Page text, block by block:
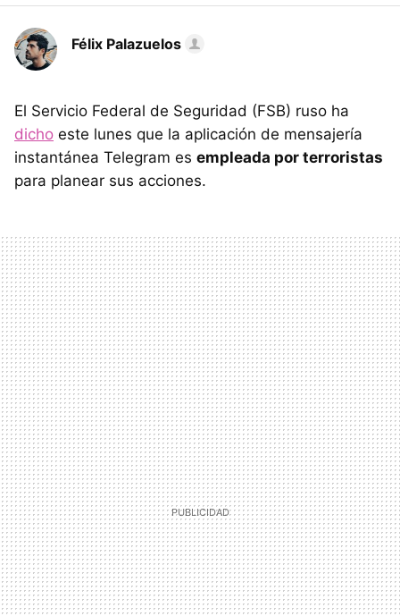
Félix Palazuelos
El Servicio Federal de Seguridad (FSB) ruso ha
dicho este lunes que la aplicación de mensajería
instantánea Telegram es empleada por terroristas
para planear sus acciones.